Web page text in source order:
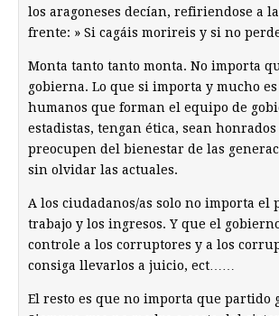
los aragoneses decían, refiriendose a
frente: » Si cagáis morireis y si no
Monta tanto tanto monta. No importa
gobierna. Lo que si importa y mucho
humanos que forman el equipo de
estadistas, tengan ética, sean honrados
preocupen del bienestar de las
sin olvidar las actuales.
A los ciudadanos/as solo no importa el
trabajo y los ingresos. Y que el
controle a los corruptores y a los
consiga llevarlos a juicio, ect……
El resto es que no importa que partido